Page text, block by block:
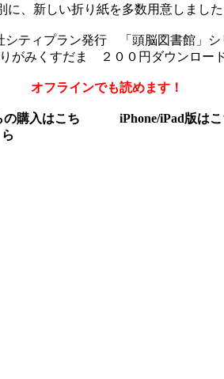
に、新しい折り紙を多数用意しまし
シティプラン発行 「頭脳図書館」シ
がみくすだま ２００円ダウンロー
オフラインでも読めます！
の購入はこち
ら
iPhone/iPad版は